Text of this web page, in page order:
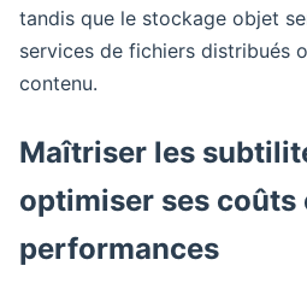
tandis que le stockage objet
services de fichiers distribués
contenu.
Maîtriser les
optimiser ses coûts
performances